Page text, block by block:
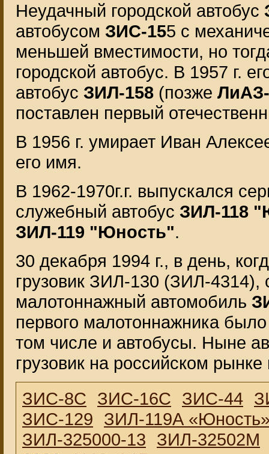
Неудачный городской автобус
автобусом ЗИС-155 с
меньшей вместимости, но
городской автобус. В 1957 г.
автобус ЗИЛ-158 (позже
поставлен первый
В 1956 г. умирает Иван
его имя.
В 1962-1970г.г. выпускался
служебный автобус ЗИЛ-118
ЗИЛ-119 "Юность".
30 декабря 1994 г., в день,
грузовик ЗИЛ-130 (ЗИЛ-4314),
малотоннажный автомобиль
первого малотоннажника
том числе и автобусы. Ныне
грузовик на российском
ЗИС-8С
ЗИС-16С ЗИС-44
ЗИС-129
ЗИЛ-119А
ЗИЛ-325000-13
ЗИЛ-32502М